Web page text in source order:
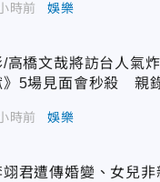
時前 娛樂
/高橋文哉將訪台人氣
》5場見面會秒殺 親
時前 娛樂
翊君遭傳婚變、女兒